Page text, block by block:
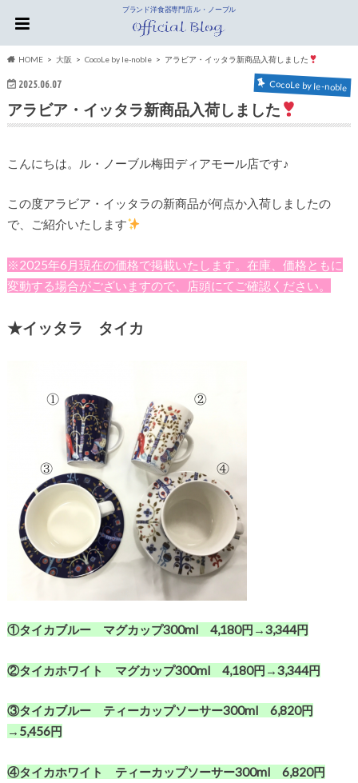
ブランド洋食器専門店 ル・ノーブル
HOME 大阪 CocoLe by le-noble アラビア・イッタラ新商品入荷しました
2025.06.07 CocoLe by le-noble
アラビア・イッタラ新商品入荷しました
こんにちは。ル・ノーブル梅田ディアモール店です♪
この度アラビア・イッタラの新商品が何点か入荷しましたの
で、ご紹介いたします
※2025年6月現在の価格で掲載いたします。在庫、価格ともに
変動する場合がございますので、店頭にてご確認ください。
★イッタラ タイカ
①タイカブルー マグカップ300ml 4,180円→3,344円
②タイカホワイト マグカップ300ml 4,180円→3,344円
③タイカブルー ティーカップソーサー300ml 6,820円
→5,456円
④タイカホワイト ティーカップソーサー300ml 6,820円